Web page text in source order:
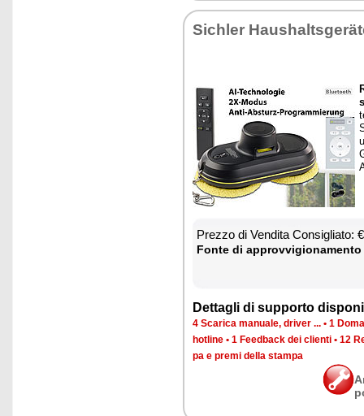
Si­chler
Prez­zo di Ven­di­ta Con­si­glia­to:
Fon­te di
Det­ta­gli di sup­por­to
4 Sca­ri­ca ma­nua­le, dri­ver ... • 1
ho­tli­ne • 1 Feed­back dei clien­ti • 12
pa e pre­mi del­la stam­pa